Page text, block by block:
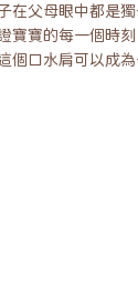
在父母眼中都是
寶寶的每一個時刻
個口水肩可以成